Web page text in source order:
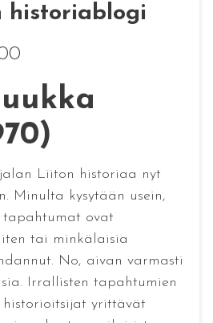
historiablogi
Liiton historiaa nyt
Minulta kysytään usein,
ovat
tai minkälaisia
No, aivan varmasti
Irrallisten tapahtumien
historioitsijat yrittävät